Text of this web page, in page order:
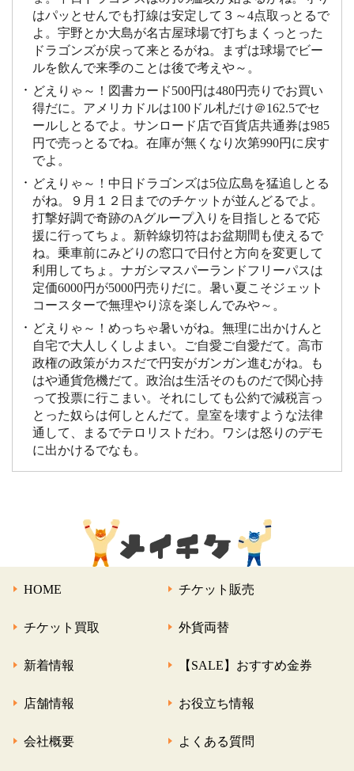
はパッとせんでも打線は安定して３～4点取っとるで
よ。宇野とか大島が名古屋球場で打ちまくっとった
ドラゴンズが戻って来とるがね。まずは球場でビー
ルを飲んで来季のことは後で考えや～。
どえりゃ～！図書カード500円は480円売りでお買い
得だに。アメリカドルは100ドル札だけ＠162.5でセ
ールしとるでよ。サンロード店で百貨店共通券は985
円で売っとるでね。在庫が無くなり次第990円に戻す
でよ。
どえりゃ～！中日ドラゴンズは5位広島を猛追しとる
がね。９月１２日までのチケットが並んどるでよ。
打撃好調で奇跡のAグループ入りを目指しとるで応
援に行ってちょ。新幹線切符はお盆期間も使えるで
ね。乗車前にみどりの窓口で日付と方向を変更して
利用してちょ。ナガシマスパーランドフリーパスは
定価6000円が5000円売りだに。暑い夏こそジェット
コースターで無理やり涼を楽しんでみや～。
どえりゃ～！めっちゃ暑いがね。無理に出かけんと
自宅で大人しくしよまい。ご自愛ご自愛だて。高市
政権の政策がカスだで円安がガンガン進むがね。も
はや通貨危機だて。政治は生活そのものだで関心持
って投票に行こまい。それにしても公約で減税言っ
とった奴らは何しとんだて。皇室を壊すような法律
通して、まるでテロリストだわ。ワシは怒りのデモ
に出かけるでなも。
HOME チケット販売
チケット買取 外貨両替
新着情報 【SALE】おすすめ金券
店舗情報 お役立ち情報
会社概要 よくある質問